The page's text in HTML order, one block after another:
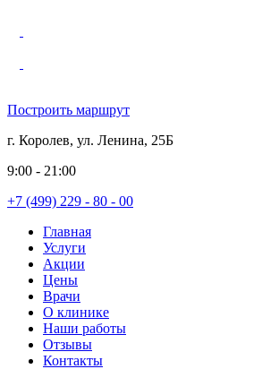
Построить маршрут
г. Королев, ул. Ленина, 25Б
9:00 - 21:00
+7 (499) 229 - 80 - 00
Главная
Услуги
Акции
Цены
Врачи
О клинике
Наши работы
Отзывы
Контакты